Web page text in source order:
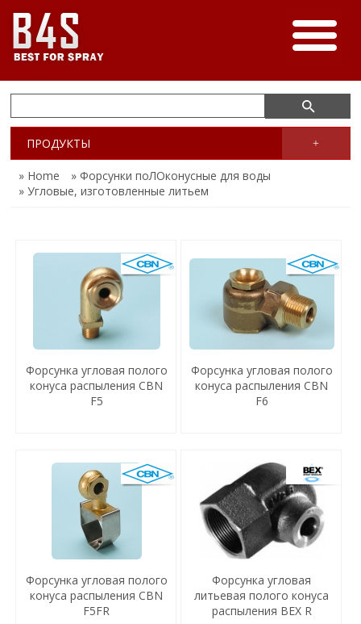
ПРОДУКТЫ +
» Home
» Форсунки поЛОконусные для воды
» Угловые, изготовленные литьем
Форсунка угловая полого
конуса распыления CBN
F5
Форсунка угловая полого
конуса распыления CBN
F6
Форсунка угловая полого
конуса распыления CBN
F5FR
Форсунка угловая
литьевая полого конуса
распыления BEX R